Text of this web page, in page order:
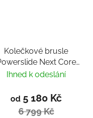
Kolečkové brusle
Next Core
Black 100 Trinity 2024
Ihned k odeslání
od 5 180 Kč
6 799 Kč